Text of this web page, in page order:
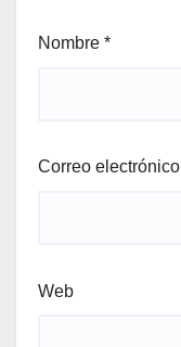
Nombre *
Correo electrónico
Web